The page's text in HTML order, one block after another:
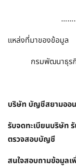
แหล่งที่มาของข้อมูล
กรมพัฒนาธุรกิจ
บริษัท บัญชีสยามออ
รับจดทะเบียนบริษัท
ตรวจสอบบัญชี
สนใจสอบถามข้อมูลเ